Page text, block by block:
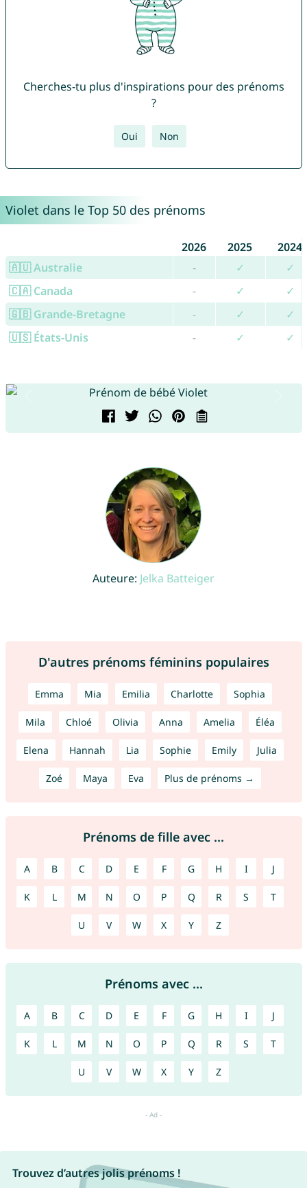
Cherches-tu plus d'inspirations pour des prénoms
?
Oui Non
Violet dans le Top 50 des prénoms
2026 2025
2024
🇦🇺 Australie
- ✓
✓
🇨🇦 Canada
- ✓
✓
🇬🇧 Grande-Bretagne
- ✓
✓
🇺🇸 États-Unis
- ✓ ✓
Auteure: Jelka Batteiger
D'autres prénoms féminins populaires
Emma Mia Emilia Charlotte Sophia
Mila Chloé Olivia Anna Amelia Éléa
Elena Hannah Lia Sophie Emily Julia
Zoé Maya Eva Plus de prénoms →
Prénoms de fille avec ...
A B C D E F G H I J
K L M N O P Q R S T
U V W X Y Z
Prénoms avec ...
A B C D E F G H I J
K L M N O P Q R S T
U V W X Y Z
Trouvez d’autres jolis prénoms !